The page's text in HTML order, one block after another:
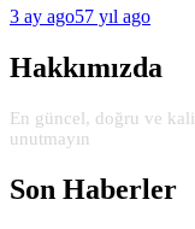
3 ay ago57 yıl ago
Hakkımızda
En güncel, doğru ve
unutmayın
Son Haberler